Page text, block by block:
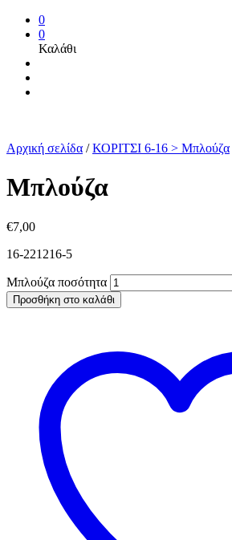
0
0
Καλάθι
Αρχική σελίδα / ΚΟΡΙΤΣΙ 6-16 > Μπλούζα
Μπλούζα
€7,00
16-221216-5
Μπλούζα ποσότητα
Προσθήκη στο καλάθι